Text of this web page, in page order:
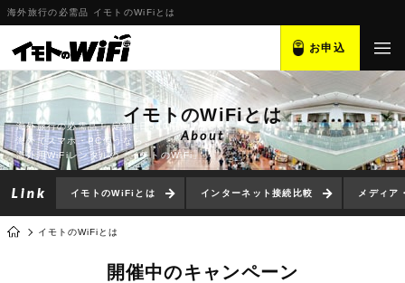
海外旅行の必需品 イモトのWiFiとは
お申込
イモトのWiFiとは
About
イモトのWiFiとは インターネット接続比較 メディア
イモトのWiFiとは
開催中のキャンペーン
海外旅行の必需品！ 定額1日500円～
海外でスマホ・PC使うなら、
海外用WiFiレンタルの「イモトのWiFi」